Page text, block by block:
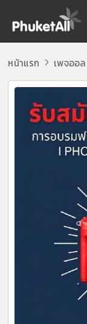
หน้าแรก เพจออล